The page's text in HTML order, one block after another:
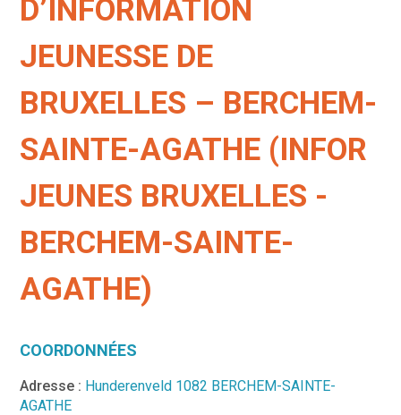
D’INFORMATION
JEUNESSE DE
BRUXELLES – BERCHEM-
SAINTE-AGATHE (INFOR
JEUNES BRUXELLES -
BERCHEM-SAINTE-
AGATHE)
COORDONNÉES
Adresse : Hunderenveld 1082 BERCHEM-SAINTE-
AGATHE